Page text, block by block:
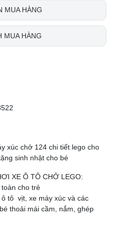
MUA HÀNG
MUA HÀNG
xúc chở 124 chi tiết lego cho
sinh nhật cho bé
XE Ô TÔ CHỞ LEGO:
cho trẻ
tô vịt, xe máy xúc và các
thoải mái cầm, nắm, ghép